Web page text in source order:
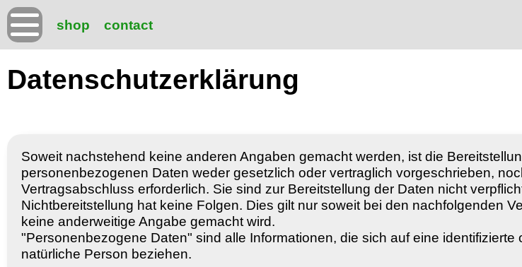
shop contact
Datenschutzerklärung
Soweit nachstehend keine anderen Angaben gemacht werden, ist die
personenbezogenen Daten weder gesetzlich oder vertraglich vorgeschrieben,
Vertragsabschluss erforderlich. Sie sind zur Bereitstellung der Daten nicht
Nichtbereitstellung hat keine Folgen. Dies gilt nur soweit bei den nachfolgenden
keine anderweitige Angabe gemacht wird.
"Personenbezogene Daten" sind alle Informationen, die sich auf eine identifizierte
natürliche Person beziehen.